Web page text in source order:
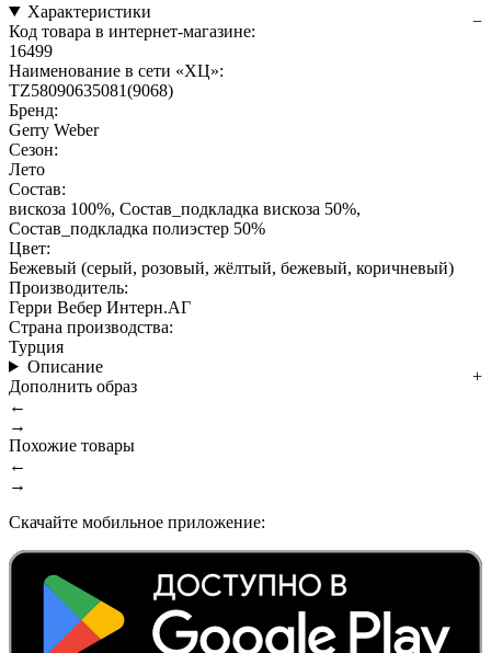
Характеристики
Код товара в интернет-магазине:
16499
Наименование в сети «ХЦ»:
TZ58090635081(9068)
Бренд:
Gerry Weber
Сезон:
Лето
Состав:
вискоза 100%, Состав_подкладка вискоза 50%,
Состав_подкладка полиэстер 50%
Цвет:
Бежевый (серый, розовый, жёлтый, бежевый, коричневый)
Производитель:
Герри Вебер Интерн.АГ
Страна производства:
Турция
Описание
Дополнить образ
←
→
Похожие товары
←
→
Скачайте мобильное приложение: